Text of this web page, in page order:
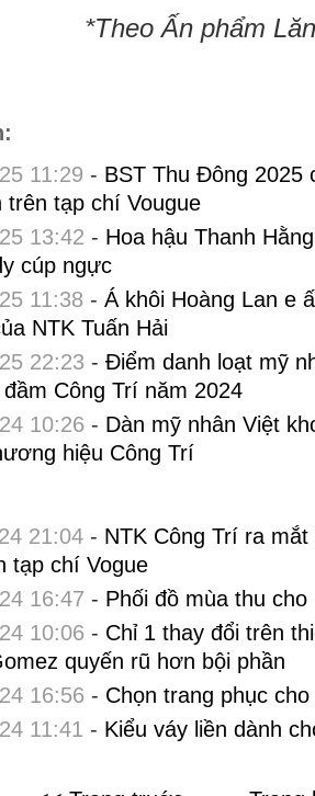
*Theo Ấn phẩm
11:29 - BST Thu Đông 2025
trên tạp chí Vougue
13:42 - Hoa hậu Thanh
cúp ngực
11:38 - Á khôi Hoàng Lan e
NTK Tuấn Hải
22:23 - Điểm danh loạt mỹ
Công Trí năm 2024
10:26 - Dàn mỹ nhân Việt
hiệu Công Trí
21:04- NTK Công Trí ra
tạp chí Vogue
16:47 - Phối đồ mùa thu cho
10:06 - Chỉ 1 thay đổi trên
quyến rũ hơn bội phần
16:56 - Chọn trang phục
11:41 - Kiểu váy liền dành